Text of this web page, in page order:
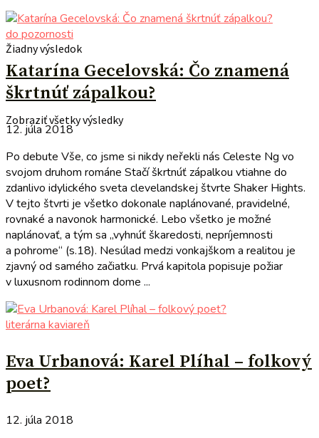
Žiadny výsledok
Zobraziť všetky výsledky
do pozornosti
Katarína Gecelovská: Čo znamená
škrtnúť zápalkou?
12. júla 2018
Po debute Vše, co jsme si nikdy neřekli nás Celeste Ng vo
svojom druhom románe Stačí škrtnúť zápalkou vtiahne do
zdanlivo idylického sveta clevelandskej štvrte Shaker Hights.
V tejto štvrti je všetko dokonale naplánované, pravidelné,
rovnaké a navonok harmonické. Lebo všetko je možné
naplánovať, a tým sa „vyhnúť škaredosti, nepríjemnosti
a pohrome“ (s.18). Nesúlad medzi vonkajškom a realitou je
zjavný od samého začiatku. Prvá kapitola popisuje požiar
v luxusnom rodinnom dome ...
literárna kaviareň
Eva Urbanová: Karel Plíhal – folkový
poet?
12. júla 2018